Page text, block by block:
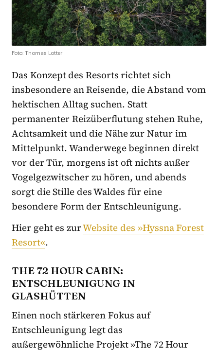
Foto: Thomas Lotter
Das Konzept des Resorts richtet sich
insbesondere an Reisende, die Abstand vom
hektischen Alltag suchen. Statt
permanenter Reizüberflutung stehen Ruhe,
Achtsamkeit und die Nähe zur Natur im
Mittelpunkt. Wanderwege beginnen direkt
vor der Tür, morgens ist oft nichts außer
Vogelgezwitscher zu hören, und abends
sorgt die Stille des Waldes für eine
besondere Form der Entschleunigung.
Hier geht es zurWebsite des »Hyssna Forest
Resort«.
THE 72 HOUR CABIN:
ENTSCHLEUNIGUNG IN
GLASHÜTTEN
Einen noch stärkeren Fokus auf
Entschleunigung legt das
außergewöhnliche Projekt »The 72 Hour